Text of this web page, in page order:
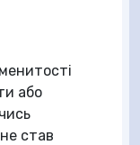
або
став